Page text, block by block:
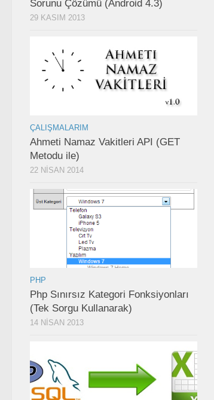
Sorunu Çözümü (Android 4.3)
29 KASIM 2013
ÇALIŞMALARIM
Ahmeti Namaz Vakitleri API (GET
Metodu ile)
22 NISAN 2014
PHP
Php Sınırsız Kategori Fonksiyonları
(Tek Sorgu Kullanarak)
14 NISAN 2013